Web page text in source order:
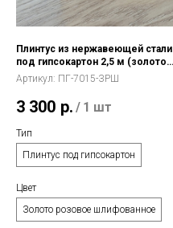
Плинтус из нержавеющей стали
под гипсокартон 2,5 м (золото
розовое шлифованное)
Артикул: ПГ-7015-ЗРШ
3 300 р. / 1 шт
Тип
Плинтус под гипсокартон
Цвет
Золото розовое шлифованное